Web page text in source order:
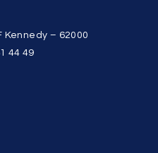
Kennedy – 62000
44 49